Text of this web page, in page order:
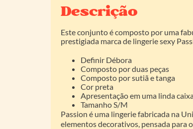
Descrição
Este conjunto é composto por uma
prestigiada marca de lingerie sexy
Definir Débora
Composto por duas peças
Composto por sutiã e tanga
Cor preta
Apresentação em uma linda
Tamanho S/M
Passion é uma lingerie fabricada na
elementos decorativos, pensada para